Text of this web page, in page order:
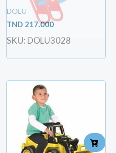
DOLU
TND 217.000
SKU: DOLU3028